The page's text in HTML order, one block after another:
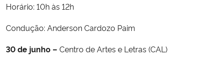
Horário: 10h às 12h
Condução: Anderson Cardozo Paim
30de junho – Centro de Artes e Letras (CAL)